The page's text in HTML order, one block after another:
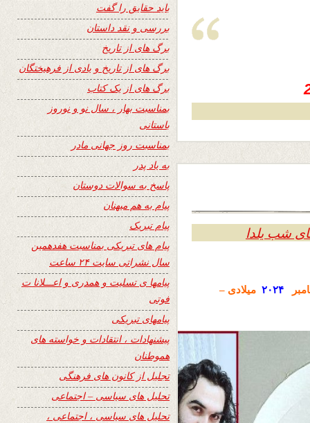
شب یلدا
۲۰۲۴ میلادی –
باید حقایق را گفت
بررسی و نقد داستان
برگ های از تاریخ
برگ های از تاریخ و یادی از فرهیختگان
برگ های از یک کتاب
بمناسبت بهار ، سال نو و نوروز
باستانی
بمناسبت روز جهانی مادر
به یاد پدر
پاسخ به سوالات دوستان
پیام به هم میهنان
پیام تبریک
پیام های تبریکی بمناسبت هفدهمین
سال نشراتی سایت ۲۴ ساعت
پیامها ی تسلیت و همدری و اعـــلانا ت
فوتی
پیامهای تبریکی
پیشنهادات ، انتقادات و خواسته های
هموطنان
تجلیل از کانون های فرهنگی
تحلیل های سیاسی – اجتماعی
تحلیل های سیاسی ، اجتماعی ،